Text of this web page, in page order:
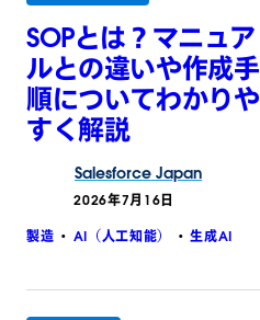
SOPとは？マニュア
ルとの違いや作成手
順についてわかりや
すく解説
Salesforce Japan
2026年7月16日
製造 AI（人工知能） 生成AI